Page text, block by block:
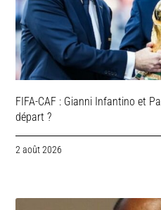
FIFA-CAF : Gianni Infantino et
départ ?
2 août 2026